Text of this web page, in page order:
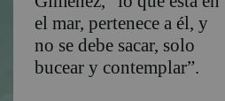
el mar, pertenece a él, y
no se debe sacar, solo
bucear y contemplar”.